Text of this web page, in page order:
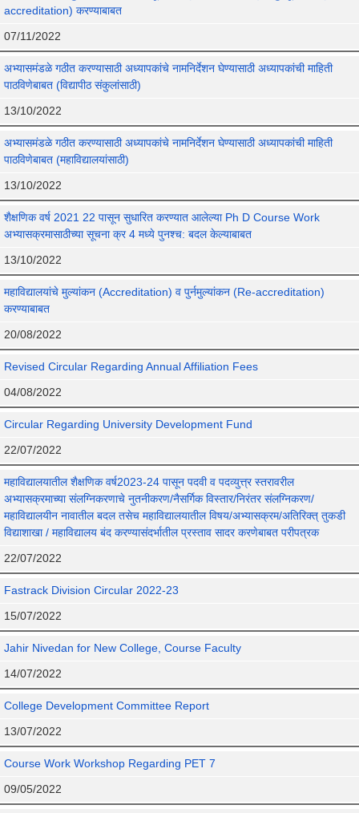
accreditation) करण्याबाबत
07/11/2022
अभ्यासमंडळे गठीत करण्यासाठी अध्यापकांचे नामनिर्देशन घेण्यासाठी अध्यापकांची माहिती
पाठविणेबाबत (विद्यापीठ संकुलांसाठी)
13/10/2022
अभ्यासमंडळे गठीत करण्यासाठी अध्यापकांचे नामनिर्देशन घेण्यासाठी अध्यापकांची माहिती
पाठविणेबाबत (महाविद्यालयांसाठी)
13/10/2022
शैक्षणिक वर्ष 2021 22 पासून सुधारित करण्यात आलेल्या Ph D Course Work
अभ्यासक्रमासाठीच्या सूचना क्र 4 मध्ये पुनश्च: बदल केल्याबाबत
13/10/2022
महाविद्यालयांचे मुल्यांकन (Accreditation) व पुर्नमुल्यांकन (Re-accreditation)
करण्याबाबत
20/08/2022
Revised Circular Regarding Annual Affiliation Fees
04/08/2022
Circular Regarding University Development Fund
22/07/2022
महाविद्यालयातील शैक्षणिक वर्ष2023-24 पासून पदवी व पदव्युत्त्र स्तरावरील
अभ्यासक्रमाच्या संलग्निकरणाचे नुतनीकरण/नैसर्गिक विस्तार/निरंतर संलग्निकरण/
महाविद्यालयीन नावातील बदल तसेच महाविद्यालयातील विषय/अभ्यासक्रम/अतिरिक्त् तुकडी
विद्याशाखा / महाविद्यालय बंद करण्यासंदर्भातील प्रस्ताव सादर करणेबाबत परीपत्रक
22/07/2022
Fastrack Division Circular 2022-23
15/07/2022
Jahir Nivedan for New College, Course Faculty
14/07/2022
College Development Committee Report
13/07/2022
Course Work Workshop Regarding PET 7
09/05/2022